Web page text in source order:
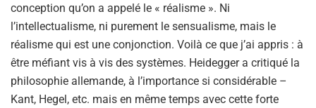
conception qu’on a appelé le « réalisme ». Ni
l’intellectualisme, ni purement le sensualisme, mais le
réalisme qui est une conjonction. Voilà ce que j’ai appris : à
être méfiant vis à vis des systèmes. Heidegger a critiqué la
philosophie allemande, à l’importance si considérable –
Kant, Hegel, etc. mais en même temps avec cette forte